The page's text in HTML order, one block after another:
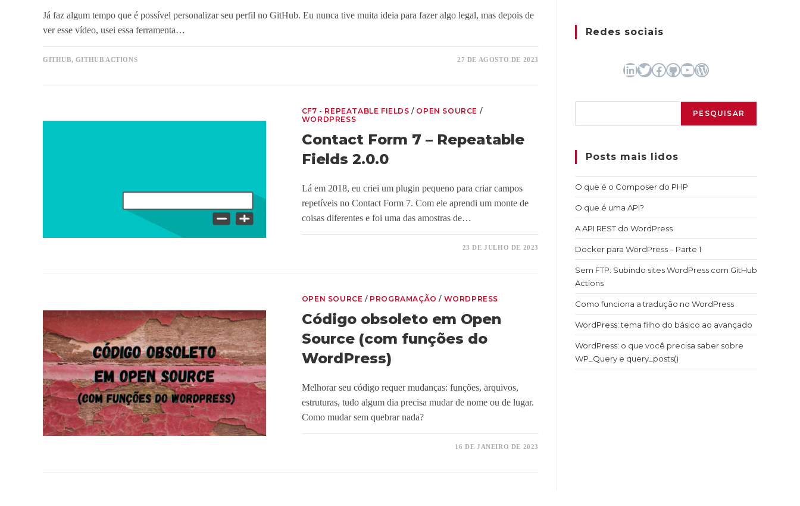
Já faz algum tempo que é possível personalizar seu perfil no GitHub. Eu nunca tive muita ideia para fazer algo legal, mas depois de
ver esse vídeo, usei essa ferramenta…
GITHUB, GITHUB ACTIONS 27 DE AGOSTO DE 2023
CF7 - REPEATABLE FIELDS / OPEN SOURCE /
WORDPRESS
Contact Form 7 – Repeatable
Fields 2.0.0
Lá em 2018, eu criei um plugin pequeno para criar campos
repetíveis no Contact Form 7. Com ele aprendi um monte de
coisas diferentes e foi uma das amostras de…
23 DE JULHO DE 2023
OPEN SOURCE / PROGRAMAÇÃO / WORDPRESS
Código obsoleto em Open
Source (com funções do
WordPress)
Melhorar seu código requer mudanças: funções, arquivos,
estruturas, tudo algum dia precisa mudar de nome ou de lugar.
Como mudar sem quebrar nada?
16 DE JANEIRO DE 2023
Redes sociais
LinkedIn
TwitterFacebook
GitHubYoutubeWordPress
PESQUISAR
Posts mais lidos
O que é o Composer do PHP
O que é uma API?
A API REST do WordPress
Docker para WordPress – Parte 1
Sem FTP: Subindo sites WordPress com GitHub
Actions
Como funciona a tradução no WordPress
WordPress: tema filho do básico ao avançado
WordPress: o que você precisa saber sobre
WP_Query e query_posts()